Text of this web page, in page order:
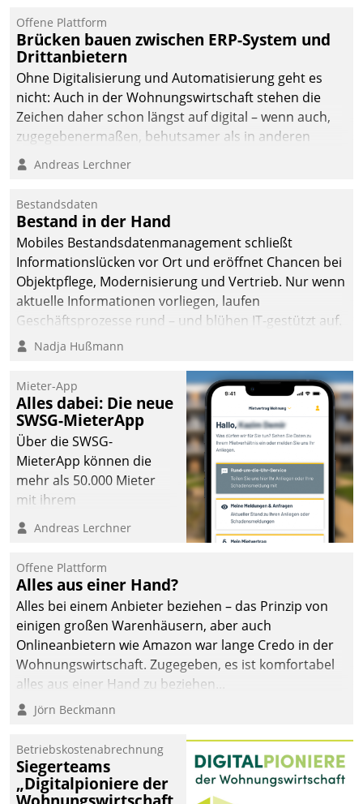
Einsparungen durch optimierte und automatisierte
Prozesse. Doch man darf nicht zu viel erwarten: Allein
mit der Einführung einer neuen Software ist es nicht
getan. Die Digitalisierung erfordert von Unternehmen
die Bereitschaft, sich zu überprüfen, zu hinterfragen
und zu verändern.
Offene Plattform
Brücken bauen zwischen ERP-System und
Drittanbietern
Ohne Digitalisierung und Automatisierung geht es
nicht: Auch in der Wohnungswirtschaft stehen die
Zeichen daher schon längst auf digital – wenn auch,
zugegebenermaßen, behutsamer als in anderen
Branchen.
Andreas Lerchner
Bestandsdaten
Bestand in der Hand
Mobiles Bestandsdatenmanagement schließt
Informationslücken vor Ort und eröffnet Chancen bei
Objektpflege, Modernisierung und Vertrieb. Nur wenn
aktuelle Informationen vorliegen, laufen
Geschäftsprozesse rund – und blühen IT-gestützt auf.
Nadja Hußmann
Mieter-App
Alles dabei: Die neue
SWSG-MieterApp
Über die SWSG-
MieterApp können die
mehr als 50.000 Mieter
mit ihrem
Wohnungsunternehmen
kommunizieren, auf dem
einsehen und ändern
oder
Schadensmeldungen
abgeben – rund um die
Uhr.
Andreas Lerchner
Offene Plattform
Alles aus einer Hand?
Alles bei einem Anbieter beziehen – das Prinzip von
einigen großen Warenhäusern, aber auch
Onlineanbietern wie Amazon war lange Credo in der
Wohnungswirtschaft. Zugegeben, es ist komfortabel
alles aus einer Hand zu beziehen...
Jörn Beckmann
Betriebskostenabrechnung
Siegerteams
„Digitalpioniere der